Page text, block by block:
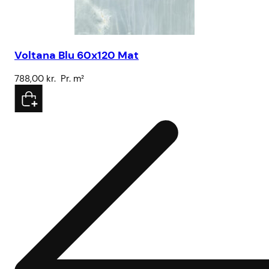
Voltana Blu 60x120 Mat
788,00 kr. Pr. m²